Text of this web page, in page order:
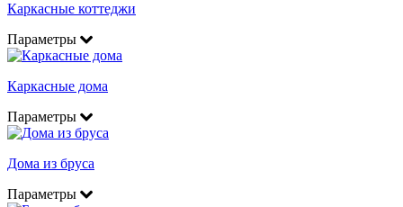
Каркасные коттеджи
Параметры
Каркасные дома
Параметры
Дома из бруса
Параметры